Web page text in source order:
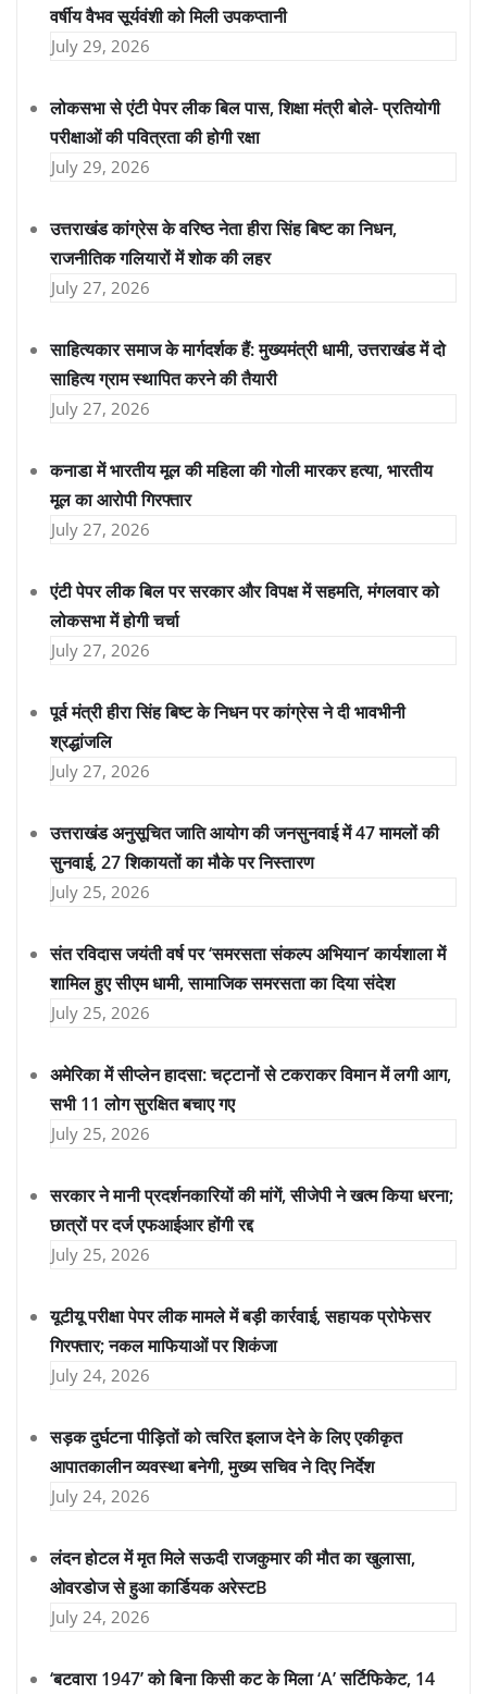
वर्षीय वैभव सूर्यवंशी को मिली उपकप्तानी
July 29, 2026
लोकसभा से एंटी पेपर लीक बिल पास, शिक्षा मंत्री बोले- प्रतियोगी
परीक्षाओं की पवित्रता की होगी रक्षा
July 29, 2026
उत्तराखंड कांग्रेस के वरिष्ठ नेता हीरा सिंह बिष्ट का निधन,
राजनीतिक गलियारों में शोक की लहर
July 27, 2026
साहित्यकार समाज के मार्गदर्शक हैं: मुख्यमंत्री धामी, उत्तराखंड में दो
साहित्य ग्राम स्थापित करने की तैयारी
July 27, 2026
कनाडा में भारतीय मूल की महिला की गोली मारकर हत्या, भारतीय
मूल का आरोपी गिरफ्तार
July 27, 2026
एंटी पेपर लीक बिल पर सरकार और विपक्ष में सहमति, मंगलवार को
लोकसभा में होगी चर्चा
July 27, 2026
पूर्व मंत्री हीरा सिंह बिष्ट के निधन पर कांग्रेस ने दी भावभीनी
श्रद्धांजलि
July 27, 2026
उत्तराखंड अनुसूचित जाति आयोग की जनसुनवाई में 47 मामलों की
सुनवाई, 27 शिकायतों का मौके पर निस्तारण
July 25, 2026
संत रविदास जयंती वर्ष पर ‘समरसता संकल्प अभियान’ कार्यशाला में
शामिल हुए सीएम धामी, सामाजिक समरसता का दिया संदेश
July 25, 2026
अमेरिका में सीप्लेन हादसा: चट्टानों से टकराकर विमान में लगी आग,
सभी 11 लोग सुरक्षित बचाए गए
July 25, 2026
सरकार ने मानी प्रदर्शनकारियों की मांगें, सीजेपी ने खत्म किया धरना;
छात्रों पर दर्ज एफआईआर होंगी रद्द
July 25, 2026
यूटीयू परीक्षा पेपर लीक मामले में बड़ी कार्रवाई, सहायक प्रोफेसर
गिरफ्तार; नकल माफियाओं पर शिकंजा
July 24, 2026
सड़क दुर्घटना पीड़ितों को त्वरित इलाज देने के लिए एकीकृत
आपातकालीन व्यवस्था बनेगी, मुख्य सचिव ने दिए निर्देश
July 24, 2026
लंदन होटल में मृत मिले सऊदी राजकुमार की मौत का खुलासा,
ओवरडोज से हुआ कार्डियक अरेस्टB
July 24, 2026
‘बटवारा 1947’ को बिना किसी कट के मिला ‘A’ सर्टिफिकेट, 14